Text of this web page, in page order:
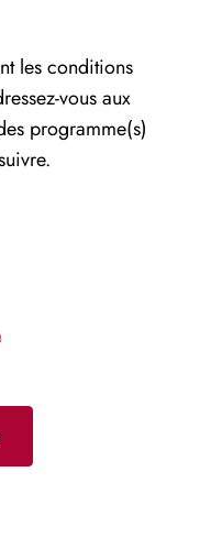
les conditions
vous aux
programme(s)